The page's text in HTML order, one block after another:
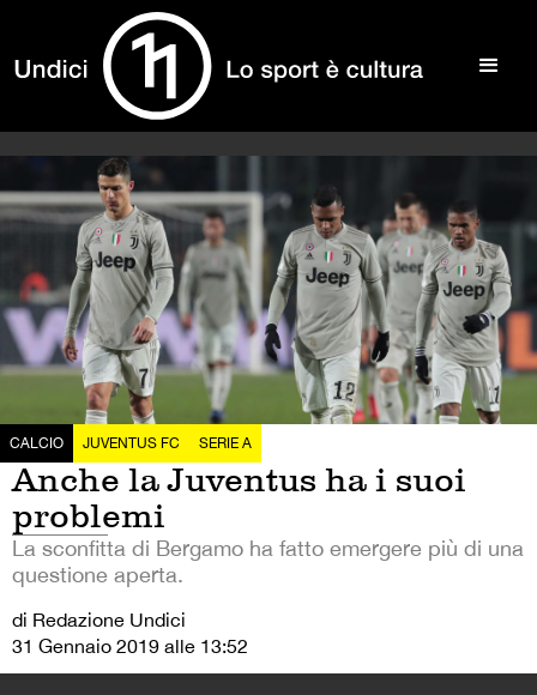
CALCIO JUVENTUS FC SERIE A
Anche la Juventus ha i suoi
problemi
La sconfitta di Bergamo ha fatto emergere più di una
questione aperta.
di Redazione Undici
31 Gennaio 2019 alle 13:52